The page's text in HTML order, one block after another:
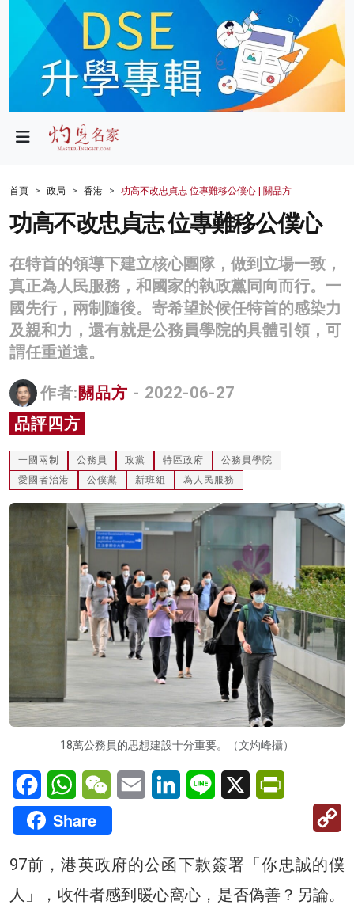
政局
財經
生活
商業
科技
影片
名家榜
灼見活動
首頁 政局 香港 功高不改忠貞志 位專難移公僕心 | 關品方
功高不改忠貞志 位專難移公僕心
在特首的領導下建立核心團隊，做到立場一致，
真正為人民服務，和國家的執政黨同向而行。一
國先行，兩制隨後。寄希望於候任特首的感染力
及親和力，還有就是公務員學院的具體引領，可
謂任重道遠。
作者: 關品方 - 2022-06-27
品評四方
一國兩制 公務員 政黨 特區政府
公務員學院
愛國者治港
公僕黨 新班組 為人民服務
18萬公務員的思想建設十分重要。（文灼峰攝）
FacebookWhatsAppWeChatEmail LinkedInLine X
Share
97前，港英政府的公函下款簽署「你忠誠的僕
人」，收件者感到暖心窩心，是否偽善？另論。